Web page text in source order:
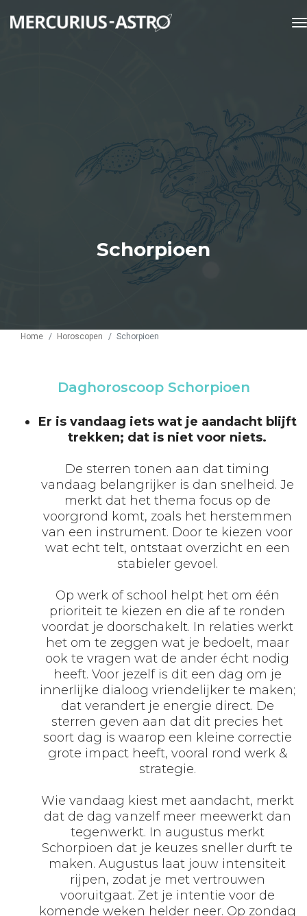
Schorpioen
Home Horoscopen Schorpioen
Daghoroscoop Schorpioen
Er is vandaag iets wat je aandacht blijft
trekken; dat is niet voor niets.
De sterren tonen aan dat timing
vandaag belangrijker is dan snelheid. Je
merkt dat het thema focus op de
voorgrond komt, zoals het herstemmen
van een instrument. Door te kiezen voor
wat echt telt, ontstaat overzicht en een
stabieler gevoel.
Op werk of school helpt het om één
prioriteit te kiezen en die af te ronden
voordat je doorschakelt. In relaties werkt
het om te zeggen wat je bedoelt, maar
ook te vragen wat de ander écht nodig
heeft. Voor jezelf is dit een dag om je
innerlijke dialoog vriendelijker te maken;
dat verandert je energie direct. De
sterren geven aan dat dit precies het
soort dag is waarop een kleine correctie
grote impact heeft, vooral rond werk &
strategie.
Wie vandaag kiest met aandacht, merkt
dat de dag vanzelf meer meewerkt dan
tegenwerkt. In augustus merkt
Schorpioen dat je keuzes sneller durft te
maken. Augustus laat jouw intensiteit
rijpen, zodat je met vertrouwen
vooruitgaat. Zet je intentie voor de
komende weken helder neer. Op zondag